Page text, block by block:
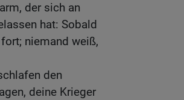
der sich an
hat: Sobald
niemand weiß,
den
deine Krieger